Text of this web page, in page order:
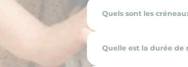
Quels sont les
Quelle est la durée